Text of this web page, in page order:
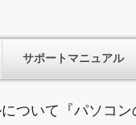
サポートマニュアル
ついて『パソコ